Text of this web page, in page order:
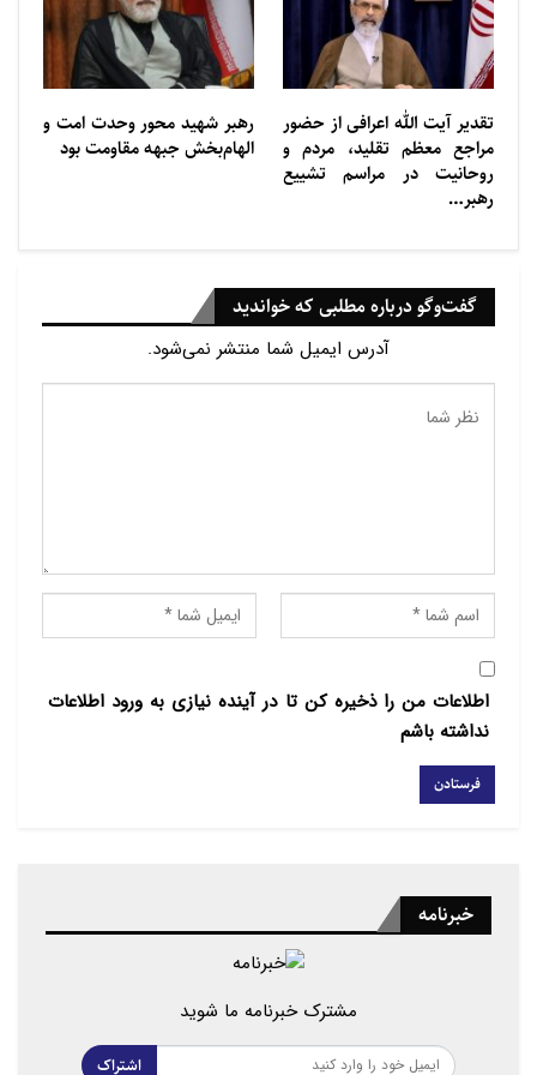
اند.
بر پایه این گزارش در میان مجروحان، هفت نفر مورد
اصابت گلوله قرار گرفته و پنج نفر نیز بر اثر استنشاق گاز
اشک آور دچار خفگی شده اند.
تقدیر آیت الله اعرافی از حضور
مراجع معظم تقلید، مردم و
روحانیت در مراسم تشییع
رهبر…
رهبر شهید محور وحدت امت و
الهام‌بخش جبهه مقاومت بود
گفت‌وگو درباره مطلبی که خواندید
آدرس ایمیل شما منتشر نمی‌شود.
اطلاعات من را ذخیره کن تا در آینده نیازی به ورود اطلاعات
نداشته باشم
خبرنامه
مشترک خبرنامه ما شوید
اشتراک